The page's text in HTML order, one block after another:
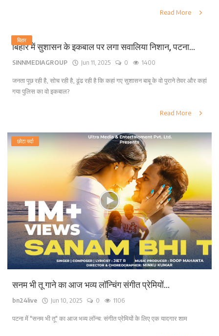
Read More
बिहार
बिहार में सुशासन के इकबाल पर लगा सवालिया निशान, पटना...
SINNMEDIAGROUP Jun 11, 2025 0 1400
जनता पूछ रही है, सोच रही है, ढूंढ रही है कि कहां गए सुशासन बाबू के वो पुराने तेवर और कहां
गया पुलिस का वो इकबाल?
Read More
छोटा पर्दा
सनम भी तू गाने का आज भव्य लॉन्चिंग संगीत प्रेमियों...
bn24live Jun 10, 2025 0 1106
पटना में "सनम भी तू" का आज भव्य लॉन्च: संगीत प्रेमियों के लिए एक यादगार शाम